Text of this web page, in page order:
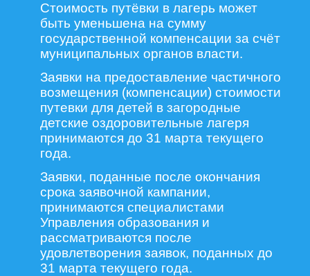
Стоимость путёвки в лагерь может
быть уменьшена на сумму
государственной компенсации за счёт
муниципальных органов власти.
Заявки на предоставление частичного
возмещения (компенсации) стоимости
путевки для детей в загородные
детские оздоровительные лагеря
принимаются до 31 марта текущего
года.
Заявки, поданные после окончания
срока заявочной кампании,
принимаются специалистами
Управления образования и
рассматриваются после
удовлетворения заявок, поданных до
31 марта текущего года.